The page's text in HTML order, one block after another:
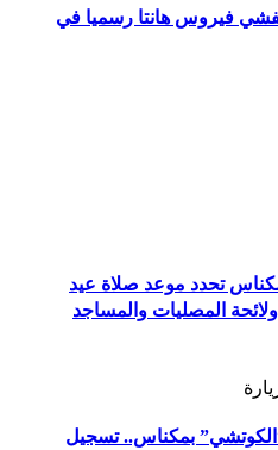
تفشي فيروس هانتا رسميا في
تحدد موعد صلاة عيد
لعام 1447هـ/2026م ولائحة المصليات والمساجد
بمكناس.. تسجيل